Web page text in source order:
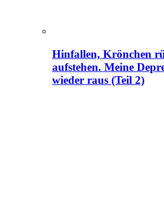
Hinfallen, Krönchen
aufstehen. Meine
wieder raus (Teil 2)